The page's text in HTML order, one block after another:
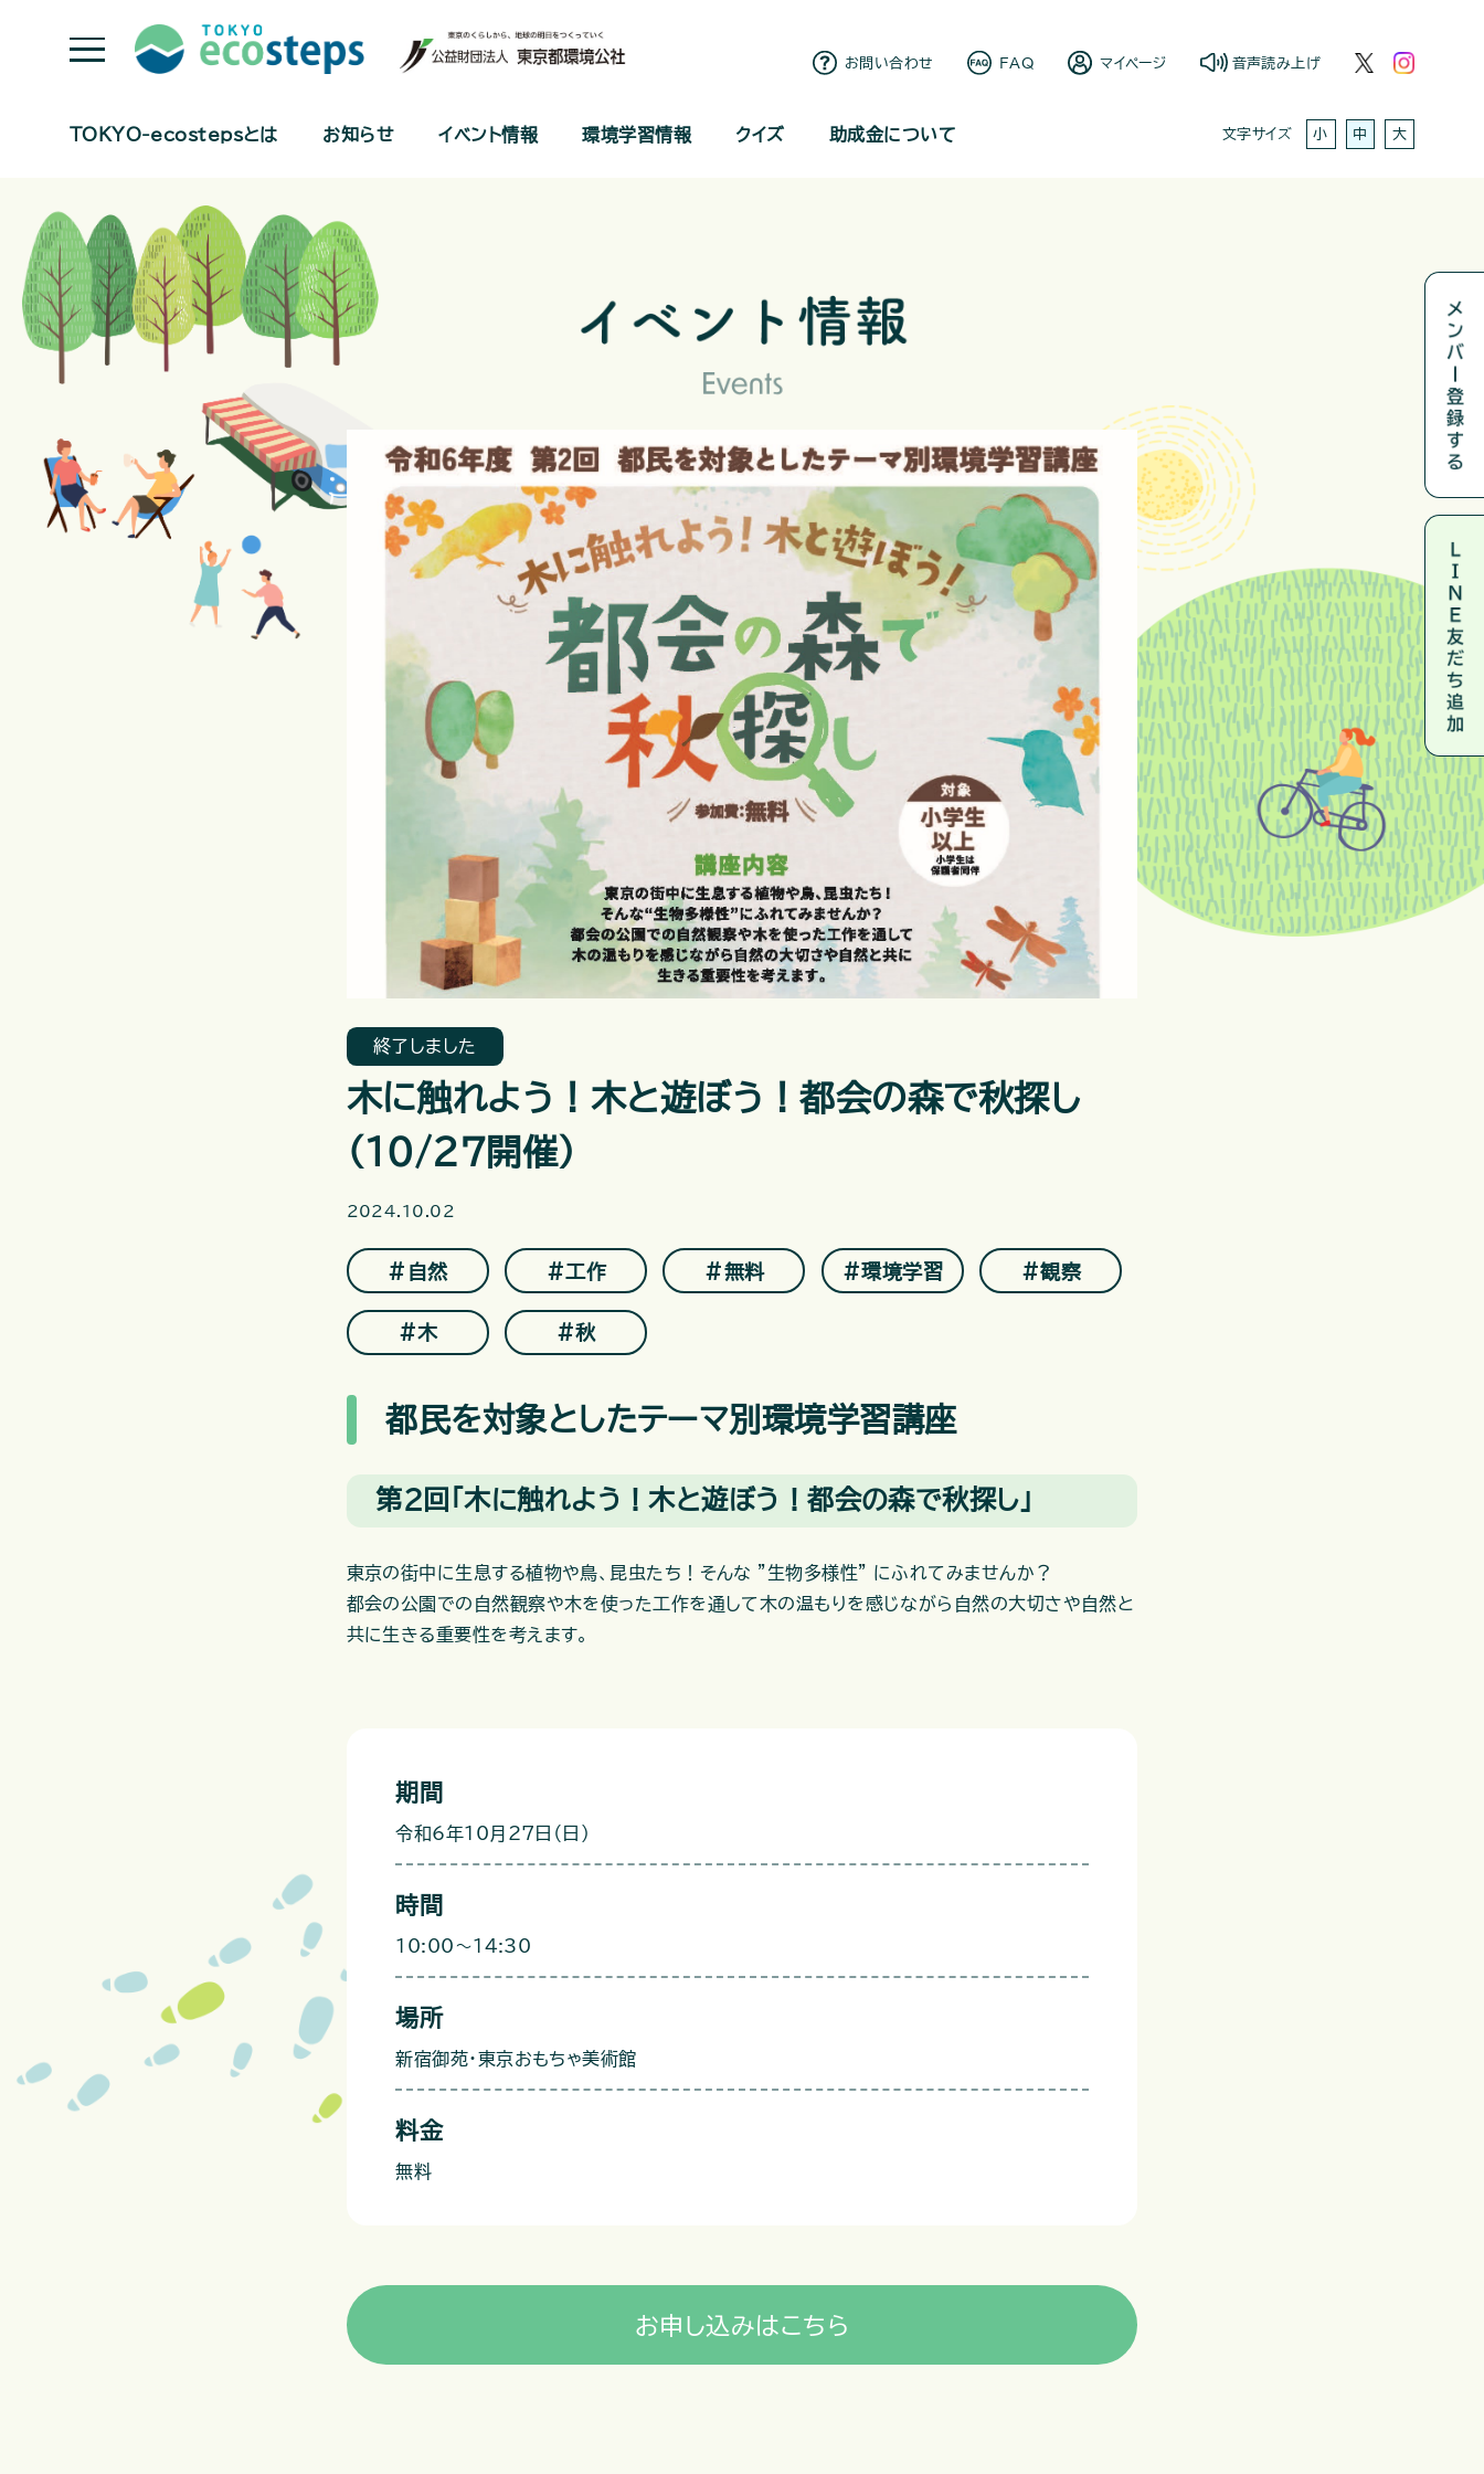
お問い合わせ FAQ マイページ 音声読み上げ
TOKYO-ecostepsとは お知らせ イベント情報 環境学習情報 クイズ 助成金について 文字サイズ 小 中 大
終了しました
木に触れよう！木と遊ぼう！都会の森で秋探し
（10/27開催）
2024.10.02
＃自然 ＃工作 ＃無料 ＃環境学習 ＃観察
＃木 ＃秋
都民を対象としたテーマ別環境学習講座
第2回「木に触れよう！木と遊ぼう！都会の森で秋探し」
東京の街中に生息する植物や鳥、昆虫たち！そんな ”生物多様性” にふれてみませんか？
都会の公園での自然観察や木を使った工作を通して木の温もりを感じながら自然の大切さや自然と
共に生きる重要性を考えます。
期間
令和6年10月27日（日）
時間
10:00～14:30
場所
新宿御苑・東京おもちゃ美術館
料金
無料
お申し込みはこちら